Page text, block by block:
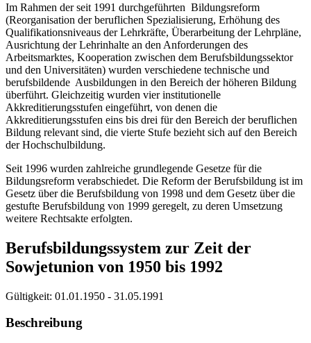
Im Rahmen der seit 1991 durchgeführten Bildungsreform
(Reorganisation der beruflichen Spezialisierung, Erhöhung des
Qualifikationsniveaus der Lehrkräfte, Überarbeitung der Lehrpläne,
Ausrichtung der Lehrinhalte an den Anforderungen des
Arbeitsmarktes, Kooperation zwischen dem Berufsbildungssektor
und den Universitäten) wurden verschiedene technische und
berufsbildende Ausbildungen in den Bereich der höheren Bildung
überführt. Gleichzeitig wurden vier institutionelle
Akkreditierungsstufen eingeführt, von denen die
Akkreditierungsstufen eins bis drei für den Bereich der beruflichen
Bildung relevant sind, die vierte Stufe bezieht sich auf den Bereich
der Hochschulbildung.
Seit 1996 wurden zahlreiche grundlegende Gesetze für die
Bildungsreform verabschiedet. Die Reform der Berufsbildung ist im
Gesetz über die Berufsbildung von 1998 und dem Gesetz über die
gestufte Berufsbildung von 1999 geregelt, zu deren Umsetzung
weitere Rechtsakte erfolgten.
Berufsbildungssystem zur Zeit der
Sowjetunion von 1950 bis 1992
Gültigkeit: 01.01.1950 - 31.05.1991
Beschreibung